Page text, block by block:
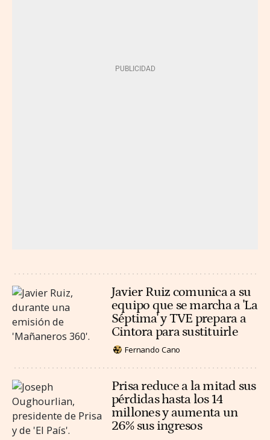
Javier Ruiz comunica a su
equipo que se marcha a 'La
Séptima' y TVE prepara a
Cintora para sustituirle
Fernando Cano
Prisa reduce a la mitad sus
pérdidas hasta los 14
millones y aumenta un
26% sus ingresos